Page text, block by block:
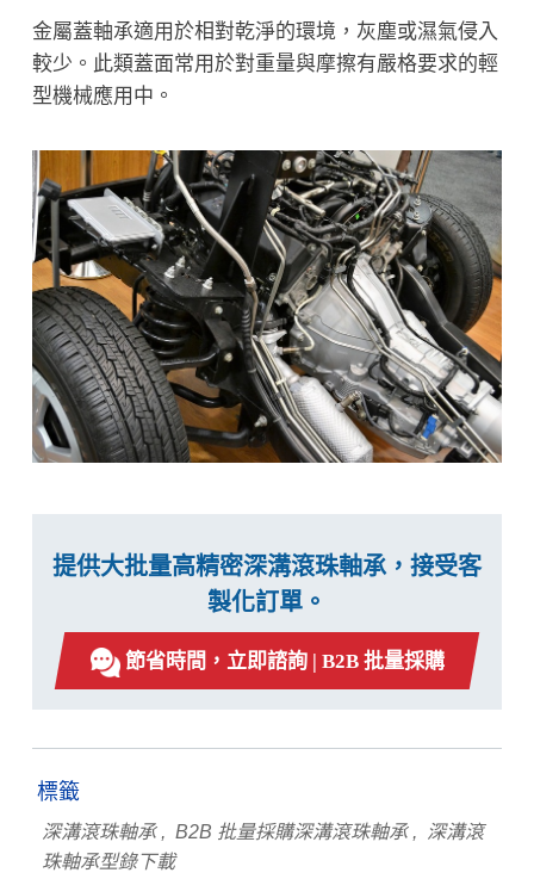
金屬蓋軸承適用於相對乾淨的環境，灰塵或濕氣侵入
較少。此類蓋面常用於對重量與摩擦有嚴格要求的輕
型機械應用中。
提供大批量高精密深溝滾珠軸承，接受客
製化訂單。
節省時間，立即諮詢 | B2B 批量採購
標籤
深溝滾珠軸承 B2B 批量採購深溝滾珠軸承
深溝滾
珠軸承型錄下載